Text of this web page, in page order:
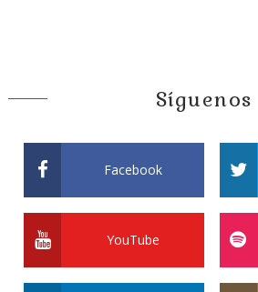
Síguenos
Facebook
YouTube
¡Hola! 👋
Selecciona una opción: